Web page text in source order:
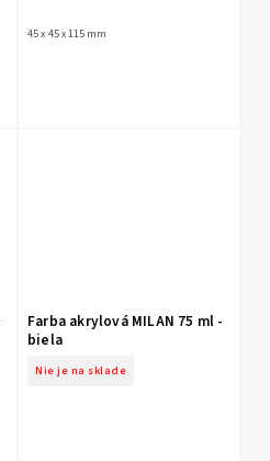
45 x 45 x 115 mm
Farba akrylová MILAN 75 ml -
biela
Nie je na sklade